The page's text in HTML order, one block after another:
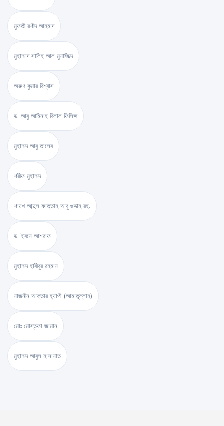
মুফতী রশীদ আহমাদ
মুহাম্মাদ সালিহ আল মুনাজ্জিদ
অরুণ কুমার বিশ্বাস
ড. আবু আমিনাহ বিলাল ফিলিপ্স
মুহাম্মদ আবু তালেব
শরীফ মুহাম্মদ
শায়খ আব্দুল ফাত্তাহ আবু গুদ্দাহ রহ.
ড. ইবনে আশরাফ
মুহাম্মদ হাবীবুর রহমান
নাজনীন আক্তার হ্যাপী (আমাতুল্লাহ)
মোঃ মোস্তফা জামান
মুহাম্মদ আবুল হাসানাত